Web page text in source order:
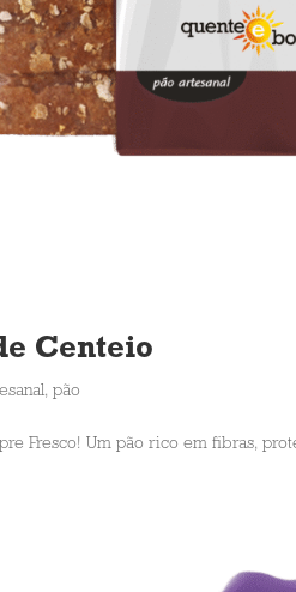
Centeio
,pão
Fresco! Um pão rico em fibras,